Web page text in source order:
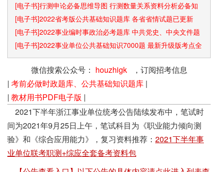
[电子书]行测申论必备思维导图 行测数量关系资料分析必备知
识点和速算技巧
[电子书]2022省考版公共基础知识题库 各省省情试题已更新
[电子书]2022事业编时事政治必考题库 中共党史、中央文件题
库已更新
[电子书]2022事业单位公共基础知识7000题 最新升级版考点全
覆盖
微信搜索公众号： houzhigk，订阅招考信息
| 考前必做时政题库、公共基础知识题库 |
| 教材用书PDF电子版 |
2021下半年浙江事业单位统考公告陆续发布中，笔试时
间为2021年9月25日上午，笔试科目为《职业能力倾向测
验》和《综合应用能力》，复习资料推荐： 2021下半年事
业单位联考职测+综应全套备考资料包